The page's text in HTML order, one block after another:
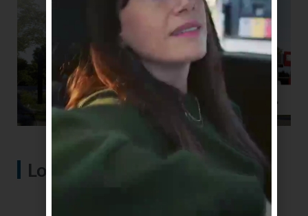
Lo más visto